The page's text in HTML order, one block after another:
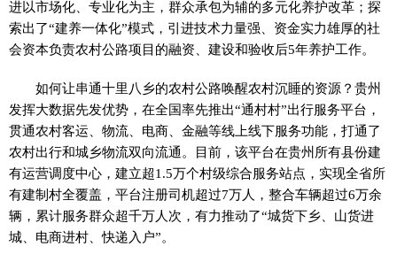
进以市场化、专业化为主，群众承包为辅的多元化养护改革；探
索出了“建养一体化”模式，引进技术力量强、资金实力雄厚的社
会资本负责农村公路项目的融资、建设和验收后5年养护工作。
如何让串通十里八乡的农村公路唤醒农村沉睡的资源？贵州
发挥大数据先发优势，在全国率先推出“通村村”出行服务平台，
贯通农村客运、物流、电商、金融等线上线下服务功能，打通了
农村出行和城乡物流双向流通。目前，该平台在贵州所有县份建
有运营调度中心，建立超1.5万个村级综合服务站点，实现全省所
有建制村全覆盖，平台注册司机超过7万人，整合车辆超过6万余
辆，累计服务群众超千万人次，有力推动了“城货下乡、山货进
城、电商进村、快递入户”。